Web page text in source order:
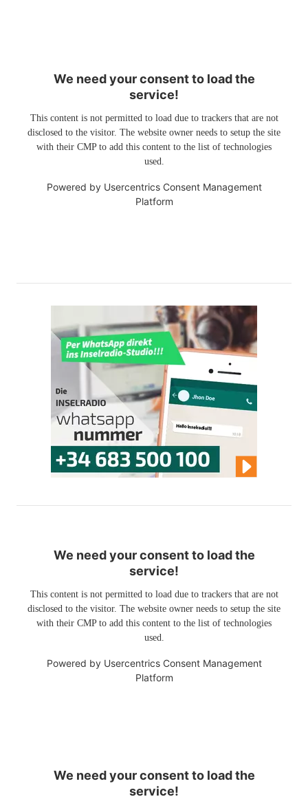
We need your consent to load the
service!
This content is not permitted to load due to trackers that are not
disclosed to the visitor. The website owner needs to setup the site
with their CMP to add this content to the list of technologies
used.
Powered by Usercentrics Consent Management
Platform
We need your consent to load the
service!
This content is not permitted to load due to trackers that are not
disclosed to the visitor. The website owner needs to setup the site
with their CMP to add this content to the list of technologies
used.
Powered by Usercentrics Consent Management
Platform
We need your consent to load the
service!